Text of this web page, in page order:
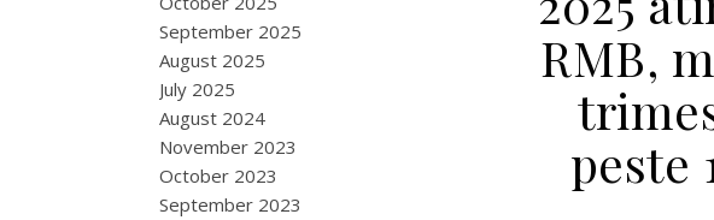
September 2025
August 2025
July 2025
August 2024
November 2023
October 2023
September 2023
RMB,
peste